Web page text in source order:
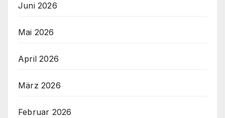
Juni 2026
Mai 2026
April 2026
März 2026
Februar 2026